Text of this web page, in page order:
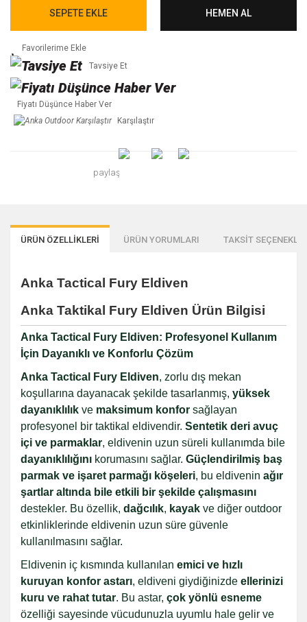
SEPETE EKLE HEMEN AL
Tavsiye Et
Fiyatı Düşünce Haber Ver
Karşılaştır
paylaş
ÜRÜN ÖZELLİKLERİ ÜRÜN YORUMLARI TAKSİT
Anka Tactical Fury Eldiven
Anka Taktikal Fury Eldiven Ürün Bilgisi
Anka Tactical Fury Eldiven: Profesyonel Kullanım
İçin Dayanıklı ve Konforlu Çözüm
Anka Tactical Fury Eldiven, zorlu dış mekan
koşullarına dayanacak şekilde tasarlanmış, yüksek
dayanıklılık ve maksimum konfor sağlayan
profesyonel bir taktikal eldivendir. Sentetik deri avuç
içi ve parmaklar, eldivenin uzun süreli kullanımda bile
dayanıklılığını korumasını sağlar. Güçlendirilmiş baş
parmak ve işaret parmağı köşeleri, bu eldivenin ağır
şartlar altında bile etkili bir şekilde çalışmasını
destekler. Bu özellik, dağcılık, kayak ve diğer outdoor
etkinliklerinde eldivenin uzun süre güvenle
kullanılmasını sağlar.
Eldivenin iç kısmında kullanılan emici ve hızlı
kuruyan konfor astarı, eldiveni giydiğinizde ellerinizi
kuru ve rahat tutar. Bu astar, çok yönlü esneme
özelliği sayesinde vücudunuzla uyumlu hale gelir ve